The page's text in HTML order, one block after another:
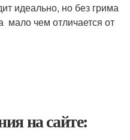
идеально, но без грима
мало чем отличается от
на сайте: